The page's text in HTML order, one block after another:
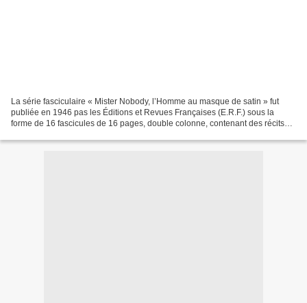
La série fasciculaire « Mister Nobody, l’Homme au masque de satin » fut
publiée en 1946 pas les Éditions et Revues Françaises (E.R.F.) sous la
forme de 16 fascicules de 16 pages, double colonne, contenant des récits